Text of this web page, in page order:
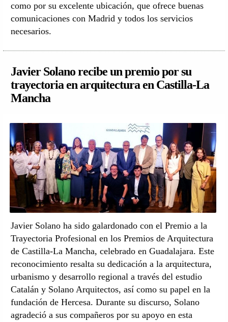
como por su excelente ubicación, que ofrece buenas
comunicaciones con Madrid y todos los servicios
necesarios.
Javier Solano recibe un premio por su
trayectoria en arquitectura en Castilla-La
Mancha
Javier Solano ha sido galardonado con el Premio a la
Trayectoria Profesional en los Premios de Arquitectura
de Castilla-La Mancha, celebrado en Guadalajara. Este
reconocimiento resalta su dedicación a la arquitectura,
urbanismo y desarrollo regional a través del estudio
Catalán y Solano Arquitectos, así como su papel en la
fundación de Hercesa. Durante su discurso, Solano
agradeció a sus compañeros por su apoyo en esta